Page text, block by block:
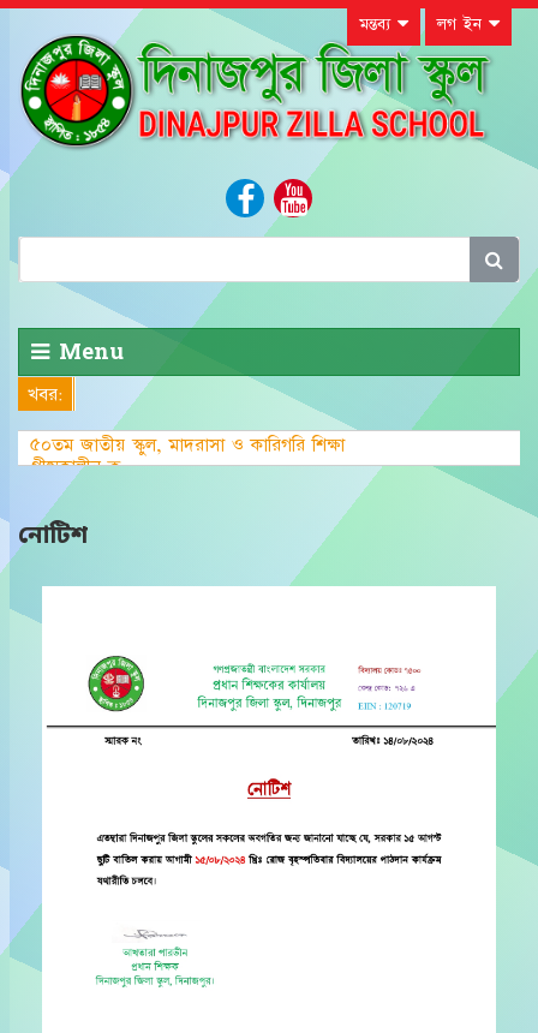
মন্তব্য লগ ইন
Menu
খবর:
৫০তম জাতীয় স্কুল, মাদরাসা ও কারিগরি শিক্ষা
গ্রীষ্মকালীন ক্রীড়া প্রতিযোগ
নোটিশ